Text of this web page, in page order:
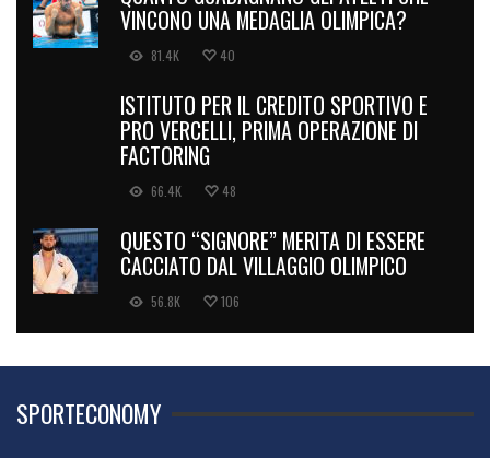
VINCONO UNA MEDAGLIA OLIMPICA?
81.4K 40
ISTITUTO PER IL CREDITO SPORTIVO E
PRO VERCELLI, PRIMA OPERAZIONE DI
FACTORING
66.4K 48
QUESTO “SIGNORE” MERITA DI ESSERE
CACCIATO DAL VILLAGGIO OLIMPICO
56.8K 106
SPORTECONOMY